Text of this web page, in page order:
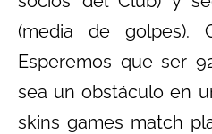
(media de golpes).
Esperemos que ser
sea un obstáculo en
skins games match